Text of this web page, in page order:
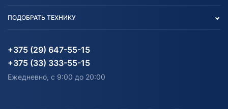
Блог
Карта сайта
Согласие на обработку
Информация до получения
согласия на обработку
Доставка
Агротехника
Водный транспорт
Электротранспорт
Здоровье
ПОДОБРАТЬ ТЕХНИКУ
Агротехника
Электротранспорт
+375 (29) 647-55-15
+375 (33) 333-55-15
Ежедневно, с 9:00 до 20:00